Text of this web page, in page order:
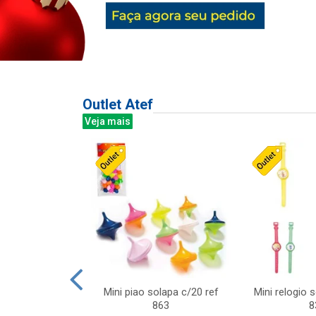
Outlet Atef
Veja mais
Mini piao solapa c/20 ref
863
Mini relogio